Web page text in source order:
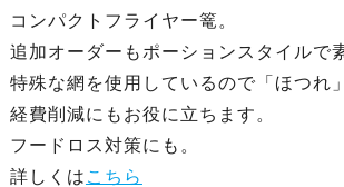
コンパクトフライヤー篭。
追加オーダーもポーションスタイルで
特殊な網を使用しているので「ほつれ
経費削減にもお役に立ちます。
フードロス対策にも。
詳しくは こちら